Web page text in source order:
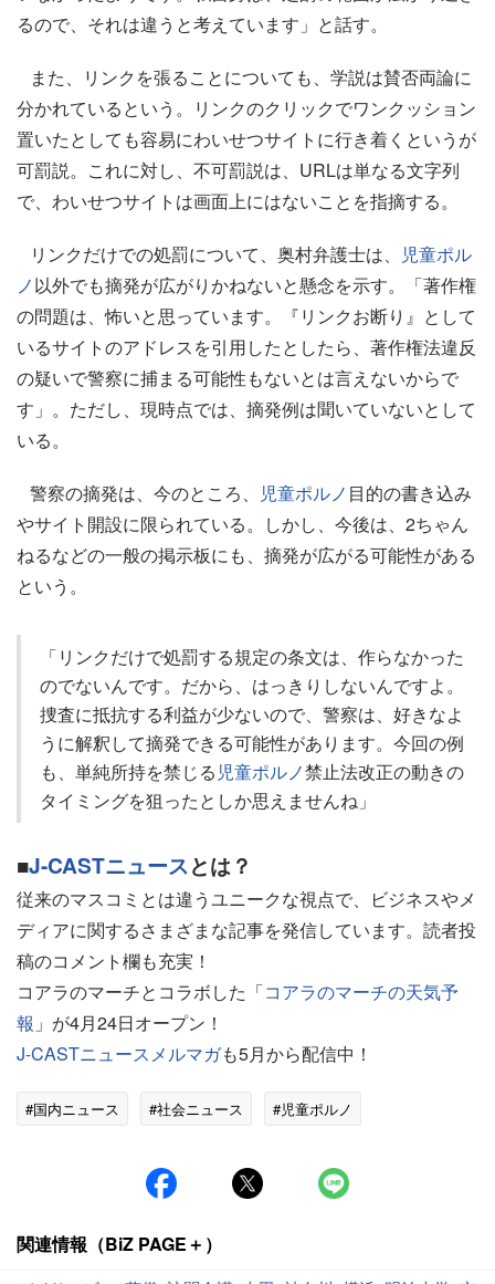
るので、それは違うと考えています」と話す。
また、リンクを張ることについても、学説は賛否両論に
分かれているという。リンクのクリックでワンクッション
置いたとしても容易にわいせつサイトに行き着くというが
可罰説。これに対し、不可罰説は、URLは単なる文字列
で、わいせつサイトは画面上にはないことを指摘する。
リンクだけでの処罰について、奥村弁護士は、
児童ポル
ノ以外でも摘発が広がりかねないと懸念を示す。「著作権
の問題は、怖いと思っています。『リンクお断り』として
いるサイトのアドレスを引用したとしたら、著作権法違反
の疑いで警察に捕まる可能性もないとは言えないからで
す」。ただし、現時点では、摘発例は聞いていないとして
いる。
警察の摘発は、今のところ、 児童ポルノ 目的の書き込み
やサイト開設に限られている。しかし、今後は、2ちゃん
ねるなどの一般の掲示板にも、摘発が広がる可能性がある
という。
「リンクだけで処罰する規定の条文は、作らなかった
のでないんです。だから、はっきりしないんですよ。
捜査に抵抗する利益が少ないので、警察は、好きなよ
うに解釈して摘発できる可能性があります。今回の例
も、単純所持を禁じる 児童ポルノ禁止法改正の動きの
タイミングを狙ったとしか思えませんね」
■J-CASTニュースとは？
従来のマスコミとは違うユニークな視点で、ビジネスやメ
ディアに関するさまざまな記事を発信しています。読者投
稿のコメント欄も充実！
コアラのマーチとコラボした「コアラのマーチの天気予
報 」が4月24日オープン！
J-CASTニュースメルマガも5月から配信中！
#国内ニュース #社会ニュース #児童ポルノ
関連情報（BiZ PAGE＋）